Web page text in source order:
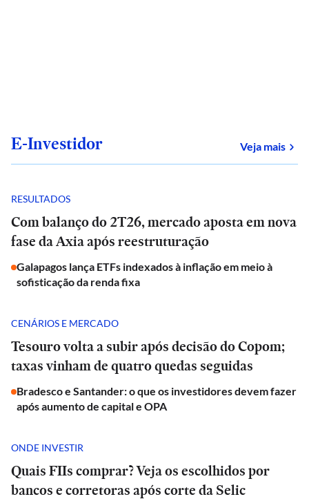
E-Investidor Veja mais
RESULTADOS
Com balanço do 2T26, mercado aposta em nova
fase da Axia após reestruturação
Galapagos lança ETFs indexados à inflação em meio à
sofisticação da renda fixa
CENÁRIOS E MERCADO
Tesouro volta a subir após decisão do Copom;
taxas vinham de quatro quedas seguidas
Bradesco e Santander: o que os investidores devem fazer
após aumento de capital e OPA
ONDE INVESTIR
Quais FIIs comprar? Veja os escolhidos por
bancos e corretoras após corte da Selic